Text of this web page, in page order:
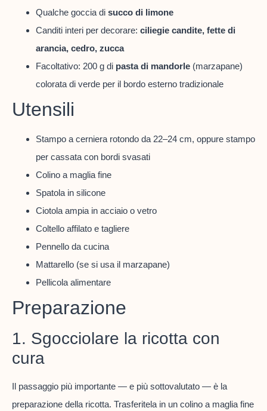
Qualche goccia di succo di limone
Canditi interi per decorare: ciliegie candite, fette di
arancia, cedro, zucca
Facoltativo: 200 g di pasta di mandorle (marzapane)
colorata di verde per il bordo esterno tradizionale
Utensili
Stampo a cerniera rotondo da 22–24 cm, oppure stampo
per cassata con bordi svasati
Colino a maglia fine
Spatola in silicone
Ciotola ampia in acciaio o vetro
Coltello affilato e tagliere
Pennello da cucina
Mattarello (se si usa il marzapane)
Pellicola alimentare
Preparazione
1. Sgocciolare la ricotta con
cura
Il passaggio più importante — e più sottovalutato — è la
preparazione della ricotta. Trasferitela in un colino a maglia fine